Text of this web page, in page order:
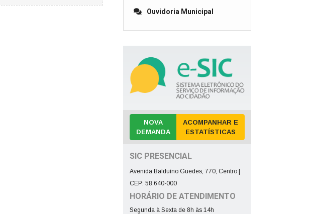
Ouvidoria Municipal
NOVA
DEMANDA
ACOMPANHAR E
ESTATÍSTICAS
SIC PRESENCIAL
Avenida Balduíno Guedes, 770, Centro |
CEP: 58.640-000
HORÁRIO DE ATENDIMENTO
Segunda à Sexta de 8h às 14h